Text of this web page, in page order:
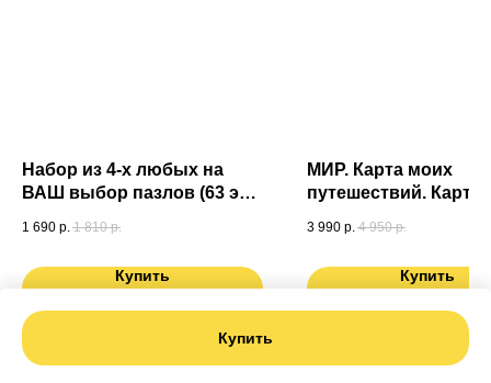
Купить
Набор из 4-х любых на
ВАШ выбор пазлов (63 эл.)
1 690 р. 1 810 р.
Купить
МИР. Карта моих
путешествий. Карта
специально для
3 990 р. 4 950 р.
Купить